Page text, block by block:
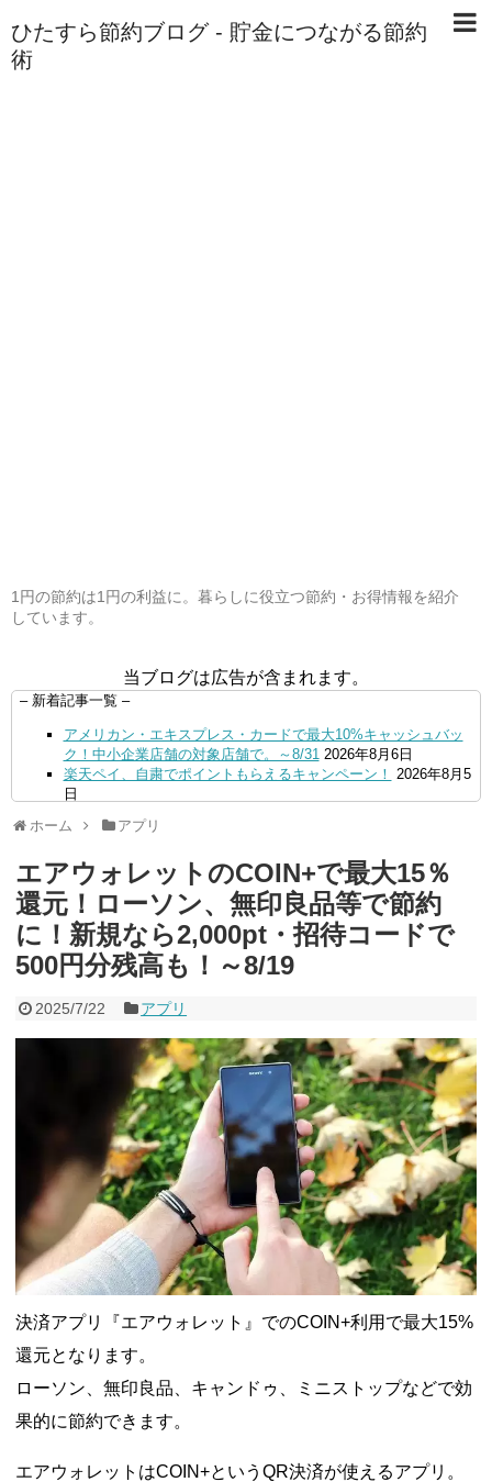
ひたすら節約ブログ - 貯金につながる節約
術
1円の節約は1円の利益に。暮らしに役立つ節約・お得情報を紹介
しています。
当ブログは広告が含まれます。
– 新着記事一覧 –
アメリカン・エキスプレス・カードで最大10%キャッシュバッ
ク！中小企業店舗の対象店舗で。～8/31 2026年8月6日
楽天ペイ、自粛でポイントもらえるキャンペーン！ 2026年8月5
日
元！
2026年8月5日
ードチャージすると5%還元に！
2026年8月4日
PayPayで500ptもらえる！対象地銀の口座追加などの条件達成
で。9/30まで
2026年8月4日
三井住友カード、はま寿司、ココス、オリーブの丘などでVポイ
ント最大10％還元！さらにVカードクーポンも併用可
2026年8
月4日
ャンペーン！8/31まで
山分けキャンペーン！～10/31 2026年8月3日
デジタルギフト改悪でいろいろ手数料徴収へ！8/3～ 2026年8月
PayPayポイント→Vポイント交換でストア限定の制限を消す方
2026年8月1日
Vポイントpay利用で最大10%還元！8/31まで 2026年8月1日
V NEOBANK改悪！還元率1.25%に、チャージ系対象外へ！11
月から 2026年8月1日
ドットマネーが再開！8/12から。でも未完了のポイント有効期
限が8月末まで？
2026年7月31日
【2026年夏】dポイント交換キャンペーンが見逃せない！最大
15%増量のチャンス。8/1~31あたりまで
2026年7月31日
au PAY 残高チャージで最大10000円もらえる！じぶん銀行から
ホーム アプリ
エアウォレットのCOIN+で最大15％
還元！ローソン、無印良品等で節約
に！新規なら2,000pt・招待コードで
500円分残高も！～8/19
2025/7/22 アプリ
決済アプリ『エアウォレット』でのCOIN+利用で最大15%
還元となります。
ローソン、無印良品、キャンドゥ、ミニストップなどで効
果的に節約できます。
エアウォレットはCOIN+というQR決済が使えるアプリ。